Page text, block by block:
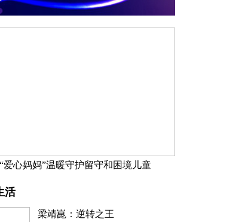
爱心妈妈”温暖守护留守和困境儿童
活
梁靖崑：逆转之王